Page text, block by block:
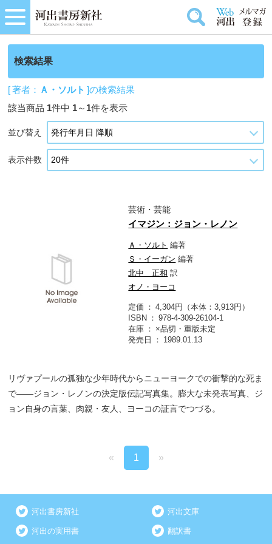
検索結果
[ 著者： Ａ・ソルト ]の検索結果
該当商品 1件中 1～ 1件を表示
並び替え
表示件数
芸術・芸能
イマジン：ジョン・レノン
Ａ・ソルト 編著
Ｓ・イーガン 編著
北中 正和 訳
オノ・ヨーコ
定価
4,304円（本体：3,913円）
ISBN
978-4-309-26104-1
在庫
×品切・重版未定
発売日
1989.01.13
リヴァプールの孤独な少年時代からニューヨークでの衝撃的な死ま
で――ジョン・レノンの決定版伝記写真集。膨大な未発表写真、ジ
ョン自身の言葉、肉親・友人、ヨーコの証言でつづる。
« 1 »
河出書房新社 河出文庫
河出の実用書 翻訳書